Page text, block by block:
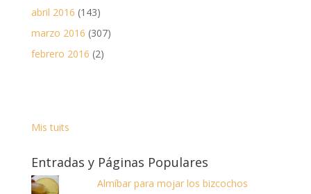
abril 2016 (143)
marzo 2016 (307)
febrero 2016 (2)
Mis tuits
Entradas y Páginas Populares
Almíbar para mojar los bizcochos